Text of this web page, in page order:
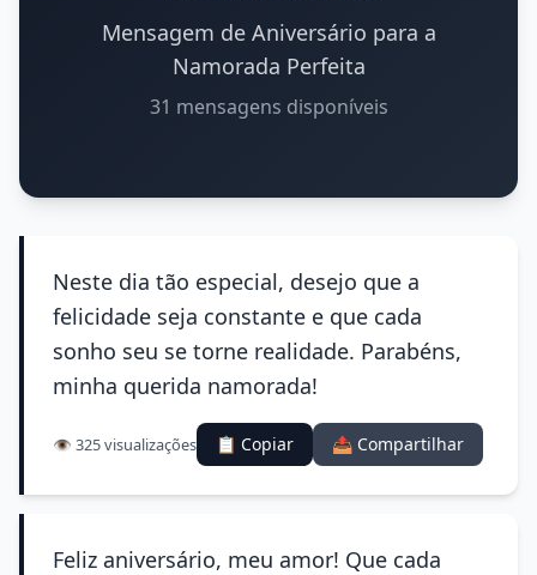
Mensagem de Aniversário para a
Namorada Perfeita
31 mensagens disponíveis
Neste dia tão especial, desejo que a
felicidade seja constante e que cada
sonho seu se torne realidade. Parabéns,
minha querida namorada!
👁️ 325 visualizações 📋 Copiar 📤 Compartilhar
Feliz aniversário, meu amor! Que cada